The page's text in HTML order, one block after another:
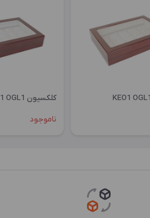
کلکسیون KAO1 OGL1
ناموجود